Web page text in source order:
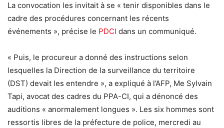
La convocation les invitait à se « tenir disponibles dans le
cadre des procédures concernant les récents
événements », précise le PDCI dans un communiqué.
« Puis, le procureur a donné des instructions selon
lesquelles la Direction de la surveillance du territoire
(DST) devait les entendre », a expliqué à l’AFP, Me Sylvain
Tapi, avocat des cadres du PPA-CI, qui a dénoncé des
auditions « anormalement longues ». Les six hommes sont
ressortis libres de la préfecture de police, mercredi au